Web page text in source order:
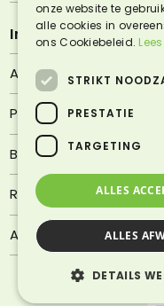
Informatie
Algemene
Privacyverklaring
Bezorgen & afhalen
Retourneren &
Adres & route
onze website te
alle cookies in
ons Cookiebeleid.
STRIKT
PRESTATIE
TARGETING
ALLES
ALLES
DETAILS